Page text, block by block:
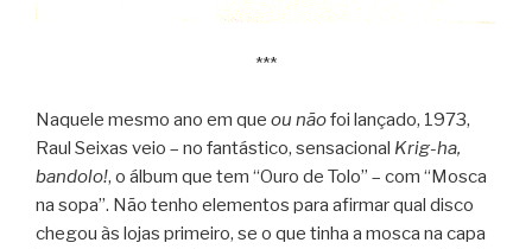
***
Naquele mesmo ano em que ou nãofoi lançado, 1973,
Raul Seixas veio – no fantástico, sensacional Krig-ha,
bandolo!, o álbum que tem “Ouro de Tolo” – com “Mosca
na sopa”. Não tenho elementos para afirmar qual disco
chegou às lojas primeiro, se o que tinha a mosca na capa